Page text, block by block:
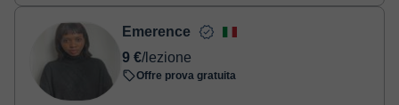
Emerence
9 €/lezione
Offre prova gratuita